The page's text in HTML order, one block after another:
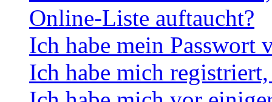
Online-Liste auftaucht?
Ich habe mein Passwort
Ich habe mich